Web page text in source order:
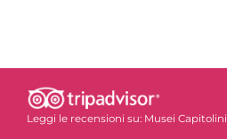
Leggi le recensioni su: Musei Capitolini